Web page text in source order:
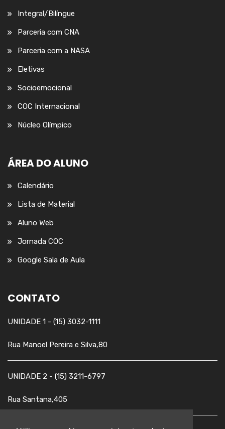
Integral/Bilíngue
Parceria com CNA
Parceria com a NASA
Eletivas
Socioemocional
COC Internacional
Núcleo Olímpico
ÁREA DO ALUNO
Calendário
Lista de Material
Aluno Web
Jornada COC
Google Sala de Aula
CONTATO
UNIDADE 1 - (15) 3032-1111
Rua Manoel Pereira e Silva,80
UNIDADE 2 - (15) 3211-6797
Rua Santana,405